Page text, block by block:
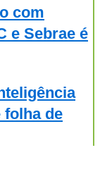
com
e Sebrae é
folha de